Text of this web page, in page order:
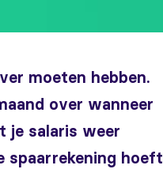
moeten hebben.
over wanneer
je salaris weer
spaarrekening hoeft